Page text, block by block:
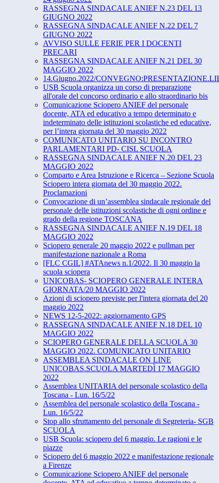
RASSEGNA SINDACALE ANIEF N.23 DEL 13
GIUGNO 2022
RASSEGNA SINDACALE ANIEF N.22 DEL 7
GIUGNO 2022
AVVISO SULLE FERIE PER I DOCENTI
PRECARI
RASSEGNA SINDACALE ANIEF N.21 DEL 30
MAGGIO 2022
14.Giugno.2022/
USB Scuola organizza un corso di preparazione
all'orale del concorso ordinario e allo straordinario bis
Comunicazione Sciopero ANIEF del personale
docente, ATA ed educativo a tempo determinato e
indeterminato delle istituzioni scolastiche ed educative,
per l’intera giornata del 30 maggio 2022
COMUNICATO UNITARIO SU INCONTRO
PARLAMENTARI PD- CISL SCUOLA
RASSEGNA SINDACALE ANIEF N.20 DEL 23
MAGGIO 2022
Comparto e Area Istruzione e Ricerca – Sezione Scuola
Sciopero intera giornata del 30 maggio 2022.
Proclamazioni
Convocazione di un’assemblea sindacale regionale del
personale delle istituzioni scolastiche di ogni ordine e
grado della regione TOSCANA
RASSEGNA SINDACALE ANIEF N.19 DEL 18
MAGGIO 2022
Sciopero generale 20 maggio 2022 e pullman per
manifestazione nazionale a Roma
[FLC CGIL] #ATAnews n.1/2022. Il 30 maggio la
scuola sciopera
UNICOBAS- SCIOPERO GENERALE INTERA
GIORNATA/20 MAGGIO 2022
Azioni di sciopero previste per l'intera giornata del 20
maggio 2022
NEWS 12-5-2022: aggiornamento GPS
RASSEGNA SINDACALE ANIEF N.18 DEL 10
MAGGIO 2022
SCIOPERO GENERALE DELLA SCUOLA 30
MAGGIO 2022. COMUNICATO UNITARIO
ASSEMBLEA SINDACALE ON LINE
UNICOBAS.SCUOLA MARTEDÌ 17 MAGGIO
2022
Assemblea UNITARIA del personale scolastico della
Toscana - Lun. 16/5/22
Assemblea del personale scolastico della Toscana -
Lun. 16/5/22
Stop allo sfruttamento del personale di Segreteria- SGB
SCUOLA
USB Scuola: sciopero del 6 maggio. Le ragioni e le
piazze
Sciopero del 6 maggio 2022 e manifestazione regionale
a Firenze
Comunicazione Sciopero ANIEF del personale